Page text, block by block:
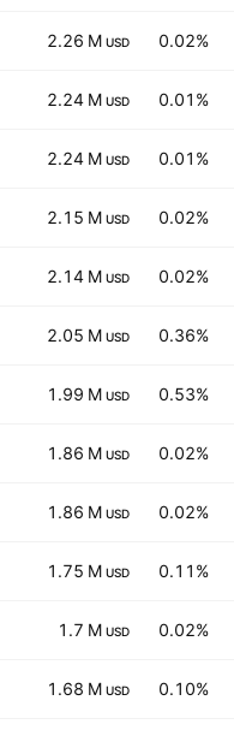
2.26 M USD 0.02%
2.24 M USD 0.01%
2.24 M USD 0.01%
2.15 M USD 0.02%
2.14 M USD 0.02%
2.05 M USD 0.36%
1.99 M USD 0.53%
1.86 M USD 0.02%
1.86 M USD 0.02%
1.75 M USD 0.11%
1.7 M USD 0.02%
1.68 M USD 0.10%